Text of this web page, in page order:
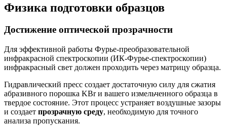
Физика подготовки образцов
Достижение оптической прозрачности
Для эффективной работы Фурье-преобразовательной
инфракрасной спектроскопии (ИК-Фурье-спектроскопии)
инфракрасный свет должен проходить через матрицу образца.
Гидравлический пресс создает достаточную силу для сжатия
абразивного порошка KBr и вашего измельченного образца в
твердое состояние. Этот процесс устраняет воздушные зазоры
и создает прозрачную среду, необходимую для точного
анализа пропускания.